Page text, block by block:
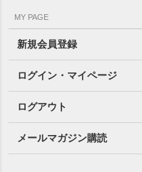
MY PAGE
新規会員登録
ログイン・マイページ
ログアウト
メールマガジン購読